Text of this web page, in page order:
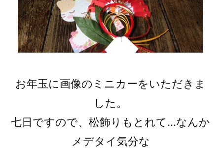
お年玉に画像のミニカーをいただきま
した。
七日ですので、松飾りもとれて…なんか
メデタイ気分な